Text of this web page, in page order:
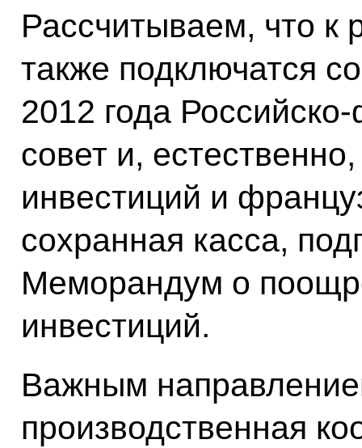
Рассчитываем, что к
также подключатся
2012 года
совет и,
инвестиций и
сохранная касса,
Меморандум о
инвестиций.
Важным
производственная